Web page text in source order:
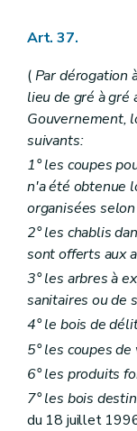
Art. 37.
(Par dérogation
lieu de gré à gré
Gouvernement,
suivants:
1° les coupes
n'a été obtenue
organisées
2° les chablis
sont offerts aux
3° les arbres à
sanitaires ou de
4° le bois de
5° les coupes
6° les produits
7° les bois
du 18 juillet